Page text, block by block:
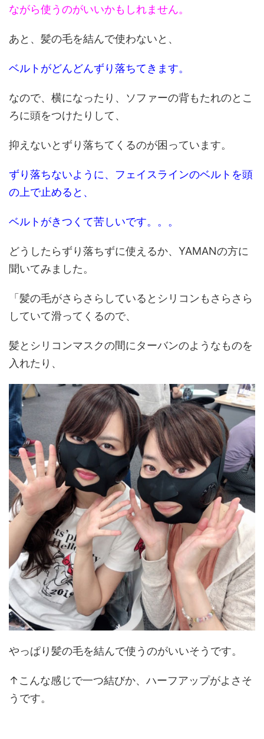
ながら使うのがいいかもしれません。
あと、髪の毛を結んで使わないと、
ベルトがどんどんずり落ちてきます。
なので、横になったり、ソファーの背もたれのとこ
ろに頭をつけたりして、
抑えないとずり落ちてくるのが困っています。
ずり落ちないように、フェイスラインのベルトを頭
の上で止めると、
ベルトがきつくて苦しいです。。。
どうしたらずり落ちずに使えるか、YAMANの方に
聞いてみました。
「髪の毛がさらさらしているとシリコンもさらさら
していて滑ってくるので、
髪とシリコンマスクの間にターバンのようなものを
入れたり、
やっぱり髪の毛を結んで使うのがいいそうです。
↑こんな感じで一つ結びか、ハーフアップがよさそ
うです。